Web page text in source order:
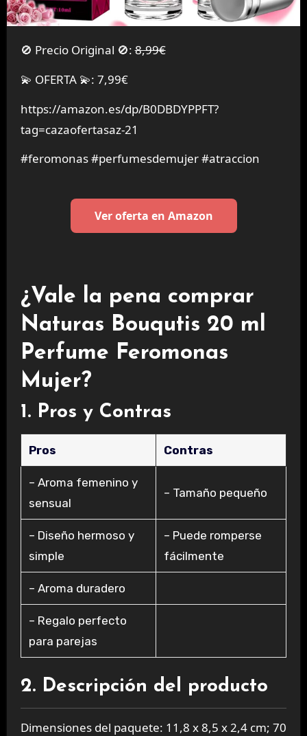
🚫 Precio Original 🚫:8,99€
💫 OFERTA 💫: 7,99€
https://amazon.es/dp/B0DBDYPPFT?
tag=cazaofertasaz-21
#feromonas #perfumesdemujer #atraccion
Ver oferta en Amazon
¿Vale la pena comprar
Naturas Bouqutis 20 ml
Perfume Feromonas
Mujer?
1. Pros y Contras
Pros Contras
– Aroma femenino y
sensual
– Tamaño pequeño
– Diseño hermoso y
simple
– Puede romperse
fácilmente
– Aroma duradero
– Regalo perfecto
para parejas
2. Descripción del producto
Dimensiones del paquete: 11,8 x 8,5 x 2,4 cm; 70